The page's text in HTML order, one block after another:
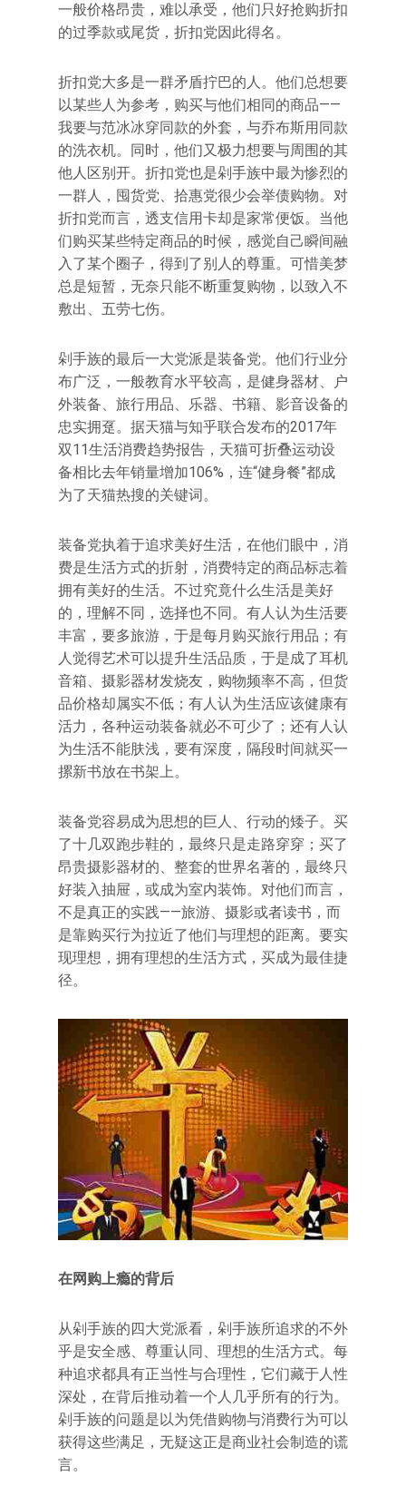
一般价格昂贵，难以承受，他们只好抢购折扣
的过季款或尾货，折扣党因此得名。
折扣党大多是一群矛盾拧巴的人。他们总想要
以某些人为参考，购买与他们相同的商品——
我要与范冰冰穿同款的外套，与乔布斯用同款
的洗衣机。同时，他们又极力想要与周围的其
他人区别开。折扣党也是剁手族中最为惨烈的
一群人，囤货党、拾惠党很少会举债购物。对
折扣党而言，透支信用卡却是家常便饭。当他
们购买某些特定商品的时候，感觉自己瞬间融
入了某个圈子，得到了别人的尊重。可惜美梦
总是短暂，无奈只能不断重复购物，以致入不
敷出、五劳七伤。
剁手族的最后一大党派是装备党。他们行业分
布广泛，一般教育水平较高，是健身器材、户
外装备、旅行用品、乐器、书籍、影音设备的
忠实拥趸。据天猫与知乎联合发布的2017年
双11生活消费趋势报告，天猫可折叠运动设
备相比去年销量增加106%，连“健身餐”都成
为了天猫热搜的关键词。
装备党执着于追求美好生活，在他们眼中，消
费是生活方式的折射，消费特定的商品标志着
拥有美好的生活。不过究竟什么生活是美好
的，理解不同，选择也不同。有人认为生活要
丰富，要多旅游，于是每月购买旅行用品；有
人觉得艺术可以提升生活品质，于是成了耳机
音箱、摄影器材发烧友，购物频率不高，但货
品价格却属实不低；有人认为生活应该健康有
活力，各种运动装备就必不可少了；还有人认
为生活不能肤浅，要有深度，隔段时间就买一
摞新书放在书架上。
装备党容易成为思想的巨人、行动的矮子。买
了十几双跑步鞋的，最终只是走路穿穿；买了
昂贵摄影器材的、整套的世界名著的，最终只
好装入抽屉，或成为室内装饰。对他们而言，
不是真正的实践——旅游、摄影或者读书，而
是靠购买行为拉近了他们与理想的距离。要实
现理想，拥有理想的生活方式，买成为最佳捷
径。
在网购上瘾的背后
从剁手族的四大党派看，剁手族所追求的不外
乎是安全感、尊重认同、理想的生活方式。每
种追求都具有正当性与合理性，它们藏于人性
深处，在背后推动着一个人几乎所有的行为。
剁手族的问题是以为凭借购物与消费行为可以
获得这些满足，无疑这正是商业社会制造的谎
言。